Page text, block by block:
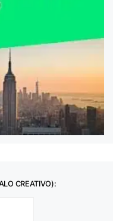
CREATIVO):